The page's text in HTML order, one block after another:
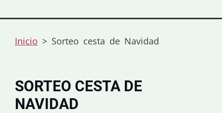
Inicio > Sorteo cesta de Navidad
SORTEO CESTA DE
NAVIDAD